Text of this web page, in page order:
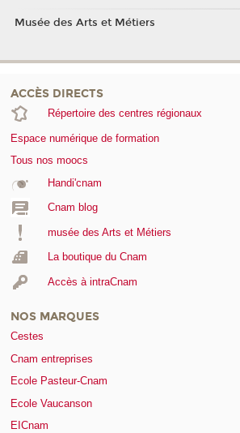
Musée des Arts et Métiers
ACCÈS DIRECTS
Répertoire des centres régionaux
Espace numérique de formation
Tous nos moocs
Handi'cnam
Cnam blog
musée des Arts et Métiers
La boutique du Cnam
Accès à intraCnam
NOS MARQUES
Cestes
Cnam entreprises
Ecole Pasteur-Cnam
Ecole Vaucanson
EICnam